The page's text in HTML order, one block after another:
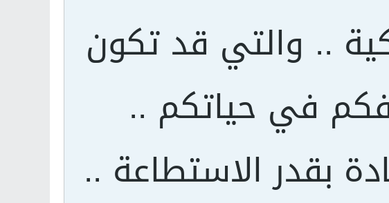
.. والتي قد تكون
في حياتكم ..
بقدر الاستطاعة ..